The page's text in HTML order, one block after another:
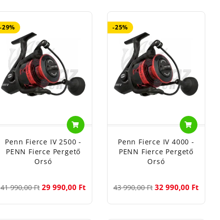
orsója.
kialakítása, HT-100™ karbon
vagy a bójás horgászathoz. A
méretigmegtalálod.
amely a megfizethető ár mellett is teljes fém
és 8000-es méretek kiválóan alkalmasak a
botcsalád a modern európai harcsahorgászat minden
rendelkeznek, legyen szó bármilyen módszerről:
csónakos horgászathoz.
-29%
Penn Fierce IV 2500 -
PENN Fierce Pergető
Orsó
41 990,00 Ft 29 990,00 Ft
-25%
Penn Fierce IV 4000 -
PENN Fierce Pergető
Orsó
43 990,00 Ft 32 990,00 Ft